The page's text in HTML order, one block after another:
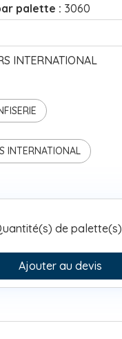
palette : 3060
INTERNATIONAL
INTERNATIONAL
de palette(s)
Ajouter au devis